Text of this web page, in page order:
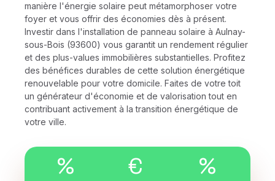
manière l'énergie solaire peut métamorphoser votre
foyer et vous offrir des économies dès à présent.
Investir dans l'installation de panneau solaire à Aulnay-
sous-Bois (93600) vous garantit un rendement régulier
et des plus-values immobilières substantielles. Profitez
des bénéfices durables de cette solution énergétique
renouvelable pour votre domicile. Faites de votre toit
un générateur d'économie et de valorisation tout en
contribuant activement à la transition énergétique de
votre ville.
% € %